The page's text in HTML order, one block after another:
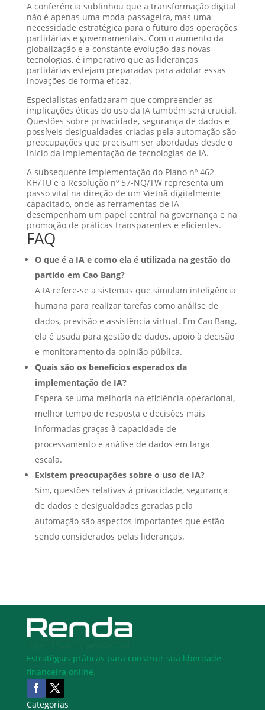
A conferência sublinhou que a transformação digital
não é apenas uma moda passageira, mas uma
necessidade estratégica para o futuro das operações
partidárias e governamentais. Com o aumento da
globalização e a constante evolução das novas
tecnologias, é imperativo que as lideranças
partidárias estejam preparadas para adotar essas
inovações de forma eficaz.
Especialistas enfatizaram que compreender as
implicações éticas do uso da IA também será crucial.
Questões sobre privacidade, segurança de dados e
possíveis desigualdades criadas pela automação são
preocupações que precisam ser abordadas desde o
início da implementação de tecnologias de IA.
A subsequente implementação do Plano nº 462-
KH/TU e a Resolução nº 57-NQ/TW representa um
passo vital na direção de um Vietnã digitalmente
capacitado, onde as ferramentas de IA
desempenham um papel central na governança e na
promoção de práticas transparentes e eficientes.
FAQ
O que é a IA e como ela é utilizada na gestão do
partido em Cao Bang?
A IA refere-se a sistemas que simulam inteligência
humana para realizar tarefas como análise de
dados, previsão e assistência virtual. Em Cao Bang,
ela é usada para gestão de dados, apoio à decisão
e monitoramento da opinião pública.
Quais são os benefícios esperados da
implementação de IA?
Espera-se uma melhoria na eficiência operacional,
melhor tempo de resposta e decisões mais
informadas graças à capacidade de
processamento e análise de dados em larga
escala.
Existem preocupações sobre o uso de IA?
Sim, questões relativas à privacidade, segurança
de dados e desigualdades geradas pela
automação são aspectos importantes que estão
sendo considerados pelas lideranças.
Estratégias práticas para construir sua liberdade
financeira online.
Categorias